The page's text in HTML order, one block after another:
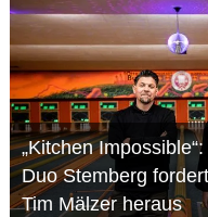
„Kitchen
Duo Stemberg
Tim Mälzer heraus